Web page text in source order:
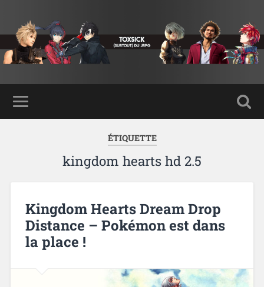
ÉTIQUETTE
kingdom hearts hd 2.5
Kingdom Hearts Dream Drop
Distance – Pokémon est dans
la place !